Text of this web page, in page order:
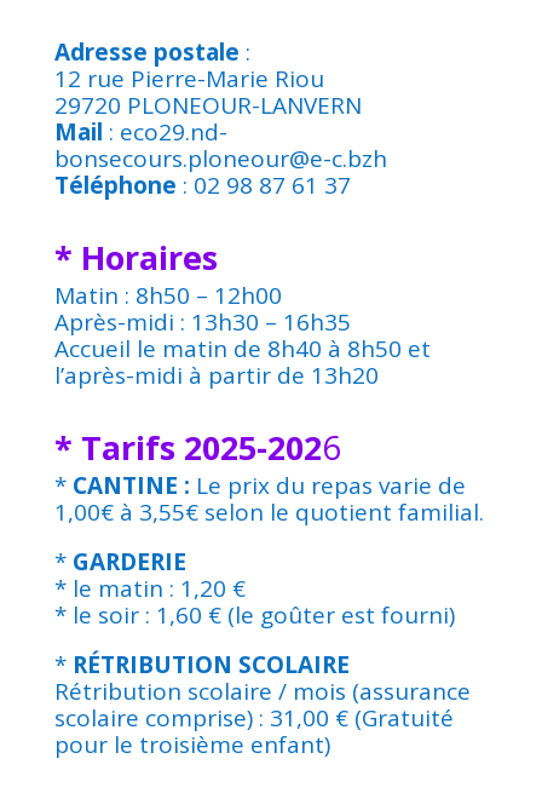
Adresse postale :
12 rue Pierre-Marie Riou
29720 PLONEOUR-LANVERN
Mail : eco29.nd-
bonsecours.ploneour@e-c.bzh
Téléphone : 02 98 87 61 37
* Horaires
Matin : 8h50 – 12h00
Après-midi : 13h30 – 16h35
Accueil le matin de 8h40 à 8h50 et
l’après-midi à partir de 13h20
* Tarifs 2025-2026
* CANTINE : Le prix du repas varie de
1,00€ à 3,55€ selon le quotient familial.
* GARDERIE
* le matin : 1,20 €
* le soir : 1,60 € (le goûter est fourni)
* RÉTRIBUTION SCOLAIRE
Rétribution scolaire / mois (assurance
scolaire comprise) : 31,00 € (Gratuité
pour le troisième enfant)